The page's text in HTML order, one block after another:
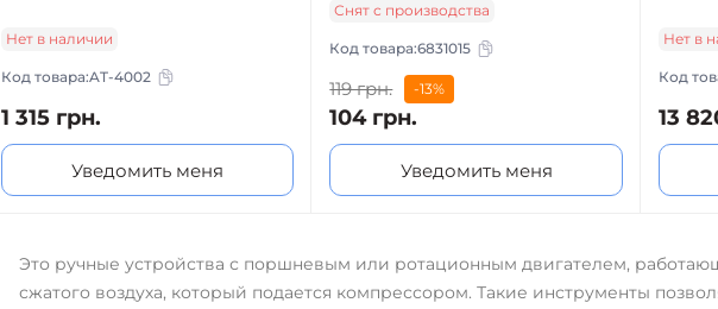
Нет в наличии
Код товара:AT-4002
1 315 грн.
Уведомить меня
Снят с производства
Код товара:6831015
119 грн. -13%
104 грн.
Уведомить меня
Нет в
Код
13
Это ручные устройства с поршневым или ротационным двигателем,
сжатого воздуха, который подается компрессором. Такие инструменты